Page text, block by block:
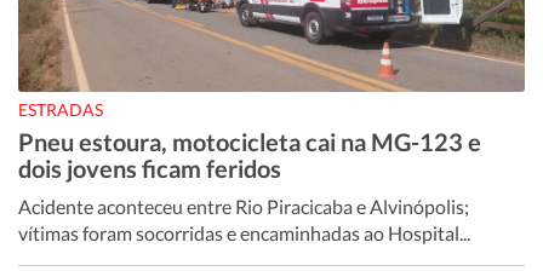
ESTRADAS
Pneu estoura, motocicleta cai na MG-123 e
dois jovens ficam feridos
Acidente aconteceu entre Rio Piracicaba e Alvinópolis;
vítimas foram socorridas e encaminhadas ao Hospital...